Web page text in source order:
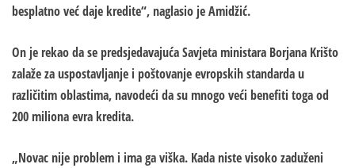
besplatno već daje kredite“, naglasio je Amidžić.
On je rekao da se predsjedavajuća Savjeta ministara Borjana Krišto
zalaže za uspostavljanje i poštovanje evropskih standarda u
različitim oblastima, navodeći da su mnogo veći benefiti toga od
200 miliona evra kredita.
„Novac nije problem i ima ga viška. Kada niste visoko zaduženi